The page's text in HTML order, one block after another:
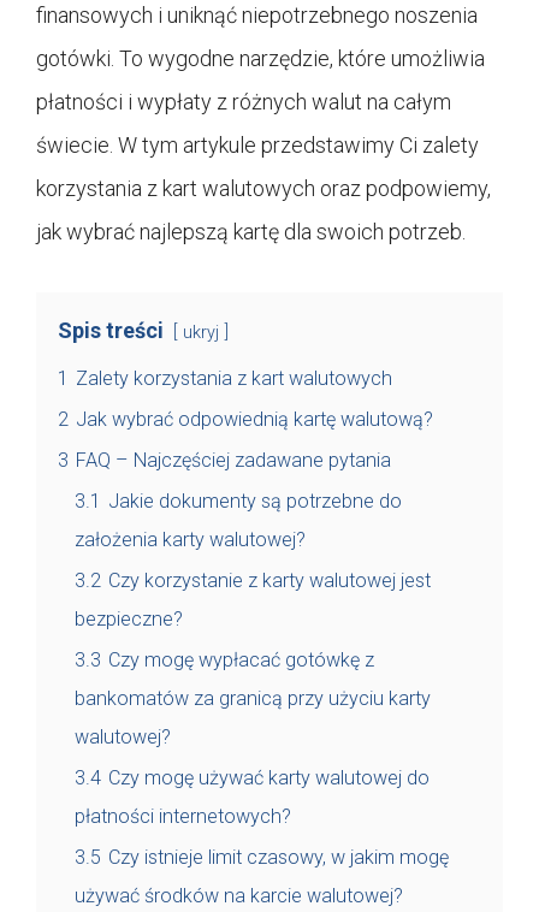
finansowych i uniknąć niepotrzebnego noszenia
gotówki. To wygodne narzędzie, które umożliwia
płatności i wypłaty z różnych walut na całym
świecie. W tym artykule przedstawimy Ci zalety
korzystania z kart walutowych oraz podpowiemy,
jak wybrać najlepszą kartę dla swoich potrzeb.
Spis treści ukryj
1 Zalety korzystania z kart walutowych
2 Jak wybrać odpowiednią kartę walutową?
3 FAQ – Najczęściej zadawane pytania
3.1 Jakie dokumenty są potrzebne do
założenia karty walutowej?
3.2 Czy korzystanie z karty walutowej jest
bezpieczne?
3.3 Czy mogę wypłacać gotówkę z
bankomatów za granicą przy użyciu karty
walutowej?
3.4 Czy mogę używać karty walutowej do
płatności internetowych?
3.5 Czy istnieje limit czasowy, w jakim mogę
używać środków na karcie walutowej?